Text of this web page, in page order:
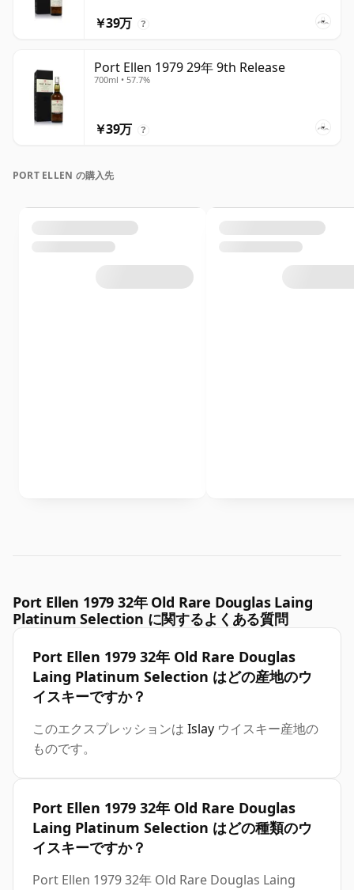
￥39万 ?
Port Ellen 1979 29年 9th Release
700ml • 57.7%
￥39万 ?
PORT ELLEN の購入先
Port Ellen 1979 32年 Old Rare Douglas Laing
Platinum Selection に関するよくある質問
Port Ellen 1979 32年 Old Rare Douglas
Laing Platinum Selection はどの産地のウ
イスキーですか？
このエクスプレッションは Islay ウイスキー産地の
ものです。
Port Ellen 1979 32年 Old Rare Douglas
Laing Platinum Selection はどの種類のウ
イスキーですか？
Port Ellen 1979 32年 Old Rare Douglas Laing